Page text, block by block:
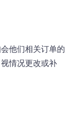
他们相关订单的
情况更改或补